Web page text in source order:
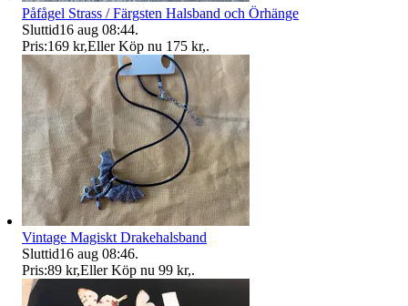
Påfågel Strass / Färgsten Halsband och Örhänge
Sluttid16 aug 08:44.
Pris:169 kr,Eller Köp nu 175 kr,.
Vintage Magiskt Drakehalsband
Sluttid16 aug 08:46.
Pris:89 kr,Eller Köp nu 99 kr,.